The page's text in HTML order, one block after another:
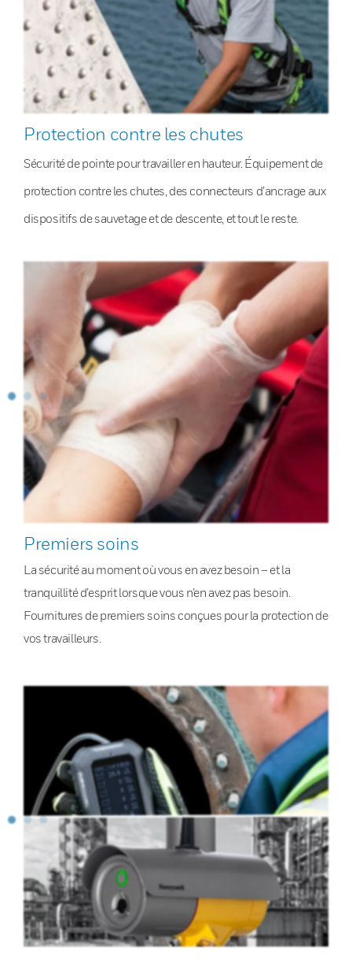
Protection contre les chutes
Sécurité de pointe pour travailler en hauteur. Équipement de
protection contre les chutes, des connecteurs d’ancrage aux
dispositifs de sauvetage et de descente, et tout le reste.
Premiers soins
La sécurité au moment où vous en avez besoin – et la
tranquillité d’esprit lorsque vous n’en avez pas besoin.
Fournitures de premiers soins conçues pour la protection de
vos travailleurs.